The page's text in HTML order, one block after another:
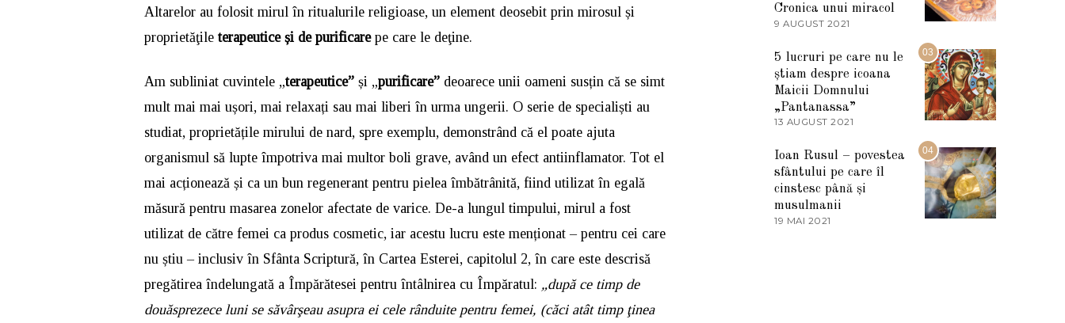
Altarelor au folosit mirul în ritualurile religioase, un element deosebit prin mirosul și
proprietăţile terapeutice și de purificarepe care le deţine.
Am subliniat cuvintele „terapeutice” și „purificare” deoarece unii oameni susțin că se simt
mult mai mai ușori, mai relaxați sau mai liberi în urma ungerii. O serie de specialiști au
studiat, proprietățile mirului de nard, spre exemplu, demonstrând că el poate ajuta
organismul să lupte împotriva mai multor boli grave, având un efect antiinflamator. Tot el
mai acționează și ca un bun regenerant pentru pielea îmbătrânită, fiind utilizat în egală
măsură pentru masarea zonelor afectate de varice. De-a lungul timpului, mirul a fost
utilizat de către femei ca produs cosmetic, iar acestu lucru este menționat – pentru cei care
nu știu – inclusiv în Sfânta Scriptură, în Cartea Esterei, capitolul 2, în care este descrisă
pregătirea îndelungată a Împărătesei pentru întâlnirea cu Împăratul: „după ce timp de
douăsprezece luni se săvârşeau asupra ei cele rânduite pentru femei, (căci atât timp ţinea
2
0
Cronica unui miracol
9 AUGUST 2021
A
R
T
I
2
2
2
03
5 lucruri pe care nu le
știam despre icoana
Maicii Domnului
„Pantanassa”
13 AUGUST 2021
U
G
U
S
04
Ioan Rusul – povestea
sfântului pe care îl
cinstesc până și
musulmanii
19 MAI 2021